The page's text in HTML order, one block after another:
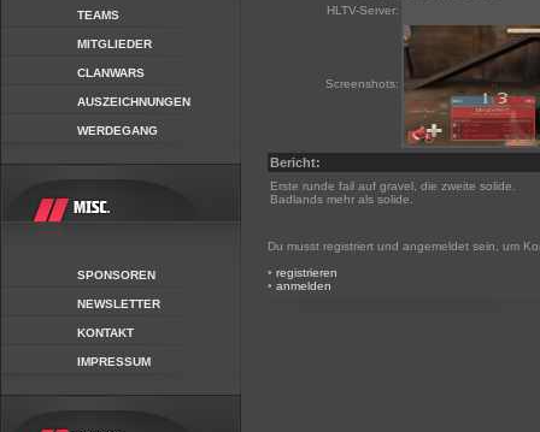
TEAMS
MITGLIEDER
CLANWARS
AUSZEICHNUNGEN
WERDEGANG
SPONSOREN
NEWSLETTER
KONTAKT
IMPRESSUM
HLTV-Server:
Screenshots:
Bericht:
Erste runde fail auf gravel, die zweite solide.
Badlands mehr als solide.
Du musst registriert und angemeldet sein, um
• registrieren
• anmelden